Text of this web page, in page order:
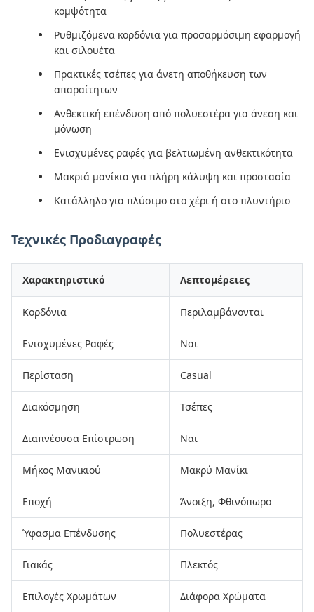
κομψότητα
Ρυθμιζόμενα κορδόνια για προσαρμόσιμη εφαρμογή
και σιλουέτα
Πρακτικές τσέπες για άνετη αποθήκευση των
απαραίτητων
Ανθεκτική επένδυση από πολυεστέρα για άνεση και
μόνωση
Ενισχυμένες ραφές για βελτιωμένη ανθεκτικότητα
Μακριά μανίκια για πλήρη κάλυψη και προστασία
Κατάλληλο για πλύσιμο στο χέρι ή στο πλυντήριο
Τεχνικές Προδιαγραφές
Χαρακτηριστικό Λεπτομέρειες
Κορδόνια Περιλαμβάνονται
Ενισχυμένες Ραφές Ναι
Περίσταση Casual
Διακόσμηση Τσέπες
Διαπνέουσα Επίστρωση Ναι
Μήκος Μανικιού Μακρύ Μανίκι
Εποχή Άνοιξη, Φθινόπωρο
Ύφασμα Επένδυσης Πολυεστέρας
Γιακάς Πλεκτός
Επιλογές Χρωμάτων Διάφορα Χρώματα